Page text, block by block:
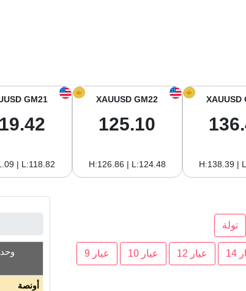
XAUUSD
H:138.39 |
XAUUSD GM22
125.10
H:126.86 | L:124.48
GM21
| L:118.82
تولة
14 عيار 12 عيار 10 عيار 9
أونصة